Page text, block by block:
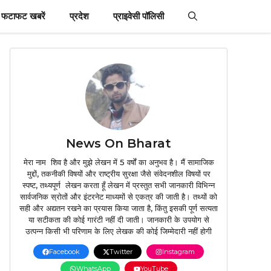
फटाफट खबरें प्रदेश प्राइवेसी पॉलिसी
News On Bharat
मेरा नाम शिव है और मुझे लेखन में 5 वर्षों का अनुभव है। मैं सामाजिक
मुद्दों, तकनीकी विषयों और राष्ट्रीय सुरक्षा जैसे संवेदनशील विषयों पर
स्पष्ट, तथ्यपूर्ण लेखन करता हूँ लेखन में प्रस्तुत सभी जानकारी विभिन्न
सार्वजनिक स्रोतों और इंटरनेट माध्यमों से एकत्र की जाती है। तथ्यों को
सही और अद्यतन रखने का प्रयास किया जाता है, किंतु इसकी पूर्ण सत्यता
या सटीकता की कोई गारंटी नहीं दी जाती। जानकारी के उपयोग से
उत्पन्न किसी भी परिणाम के लिए लेखक की कोई जिम्मेदारी नहीं होगी
Facebook Twitter
Instagram
WhatsApp
YouTube